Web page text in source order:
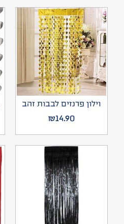
וילון פרנזים לבבות זהב
₪14.90